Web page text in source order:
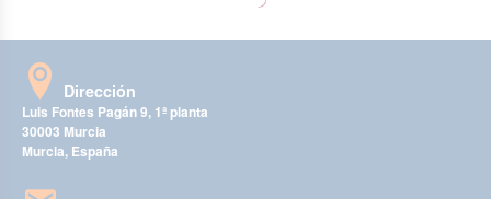
Dirección
Luis Fontes Pagán 9, 1ª planta
30003 Murcia
Murcia, España